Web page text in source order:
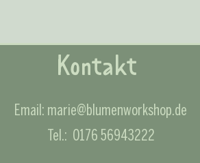
Kontakt
Email: marie@blumenworkshop.de
Tel.: 0176 56943222